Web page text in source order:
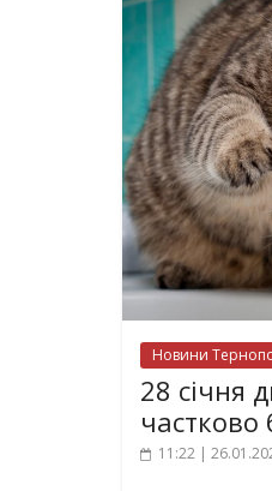
Новини
28 січня
частково
11:22 |